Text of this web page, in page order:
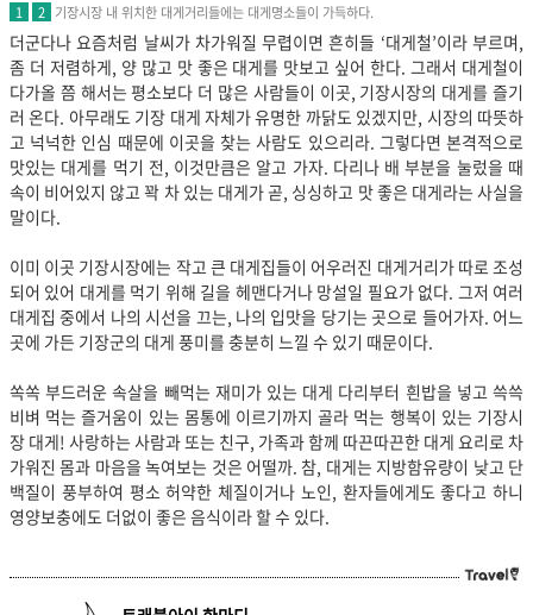
1
2 기장시장 내 위치한 대게거리들에는 대게명소들이 가득하다.
더군다나 요즘처럼 날씨가 차가워질 무렵이면 흔히들 ‘대게철’이라 부르며,
좀 더 저렴하게, 양 많고 맛 좋은 대게를 맛보고 싶어 한다. 그래서 대게철이
다가올 쯤 해서는 평소보다 더 많은 사람들이 이곳, 기장시장의 대게를 즐기
러 온다. 아무래도 기장 대게 자체가 유명한 까닭도 있겠지만, 시장의 따뜻하
고 넉넉한 인심 때문에 이곳을 찾는 사람도 있으리라. 그렇다면 본격적으로
맛있는 대게를 먹기 전, 이것만큼은 알고 가자. 다리나 배 부분을 눌렀을 때
속이 비어있지 않고 꽉 차 있는 대게가 곧, 싱싱하고 맛 좋은 대게라는 사실을
말이다.
이미 이곳 기장시장에는 작고 큰 대게집들이 어우러진 대게거리가 따로 조성
되어 있어 대게를 먹기 위해 길을 헤맨다거나 망설일 필요가 없다. 그저 여러
대게집 중에서 나의 시선을 끄는, 나의 입맛을 당기는 곳으로 들어가자. 어느
곳에 가든 기장군의 대게 풍미를 충분히 느낄 수 있기 때문이다.
쏙쏙 부드러운 속살을 빼먹는 재미가 있는 대게 다리부터 흰밥을 넣고 쓱쓱
비벼 먹는 즐거움이 있는 몸통에 이르기까지 골라 먹는 행복이 있는 기장시
장 대게! 사랑하는 사람과 또는 친구, 가족과 함께 따끈따끈한 대게 요리로 차
가워진 몸과 마음을 녹여보는 것은 어떨까. 참, 대게는 지방함유량이 낮고 단
백질이 풍부하여 평소 허약한 체질이거나 노인, 환자들에게도 좋다고 하니
영양보충에도 더없이 좋은 음식이라 할 수 있다.